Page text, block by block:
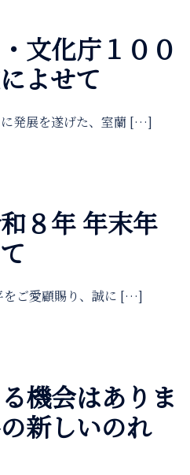
文化庁１００
よせて
発展を遂げた、室蘭 […]
８年 年末年
をご愛顧賜り、誠に […]
機会はありま
新しいのれ